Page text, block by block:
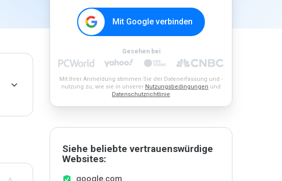
Mit Google verbinden
Gesehen bei
Mit Ihrer Anmeldung stimmen Sie der Datenerfassung und -
nutzung zu, wie sie in unserer Nutzungsbedingungen und
Datenschutzrichtlinie
Siehe beliebte vertrauenswürdige
Websites:
google.com